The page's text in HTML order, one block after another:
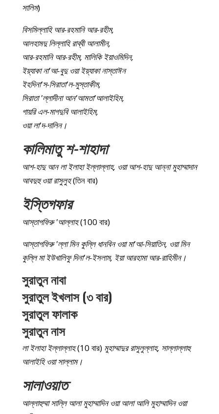
সালিম)
বিসমিল্লাহি আর-রহমানি আর-রহীম,
আলহামদু লিল্লাহি রাব্বী আলামীন,
আর-রহমানি আর-রহীম, মালিকি ইয়াওমিদিন,
ইয়্যাকা না'আ-বুদু ওয়া ইয়্যাকা নাস্তাঈন
ইহদিনা'স-সিরাতা'ল-মুস্তাকীম,
সিরাতা 'ল্লাদীনা আন'আমতা'আলাইহিম,
গায়রি এল-মাগদুবি আলাইহিম,
ওয়া লা'দ-দালিন।
কালিমাতু শ-শাহাদা
আশ-হাদু আন লা ইলাহা ইল্লাল্লাহ, ওয়া আশ-হাদু আন্না মুহাম্মাদান
আবদুহু ওয়া রাসুলুহ(তিন বার)
ইস্তিগফার
আস্তাগফিরু 'আল্লাহ(100 বার)
আস্তাগফিরু 'ল্লা মিন কুল্লি ধানবিন ওয়া মা'আ-সিয়াতিন, ওয়া মিন
কুল্লি মা ইউখালিফু দিনা'ল-ইসলাম, ইয়া আরহামা আর-রাহিমীন।
সুরাতুন নাবা
সুরাতুল ইখলাস (৩ বার)
সুরাতুল ফালাক
সুরাতুন নাস
লা ইলাহা ইল্লাল্লাহ(10 বার) মুহাম্মাদুর রাসুলুল্লাহ, সাল্লাল্লাহু
আলাইহি ওয়া সাল্লাম।
সালাওয়াত
আল্লাহুম্মা সাল্লি আলা মুহাম্মাদিন ওয়া আলা আলি মুহাম্মাদিন ওয়া